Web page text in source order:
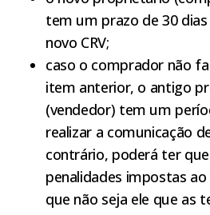
tem um prazo de 30
novo CRV;
caso o comprador não
item anterior, o antigo
(vendedor) tem um
realizar a comunicação
contrário, poderá ter
penalidades impostas
que não seja ele que as